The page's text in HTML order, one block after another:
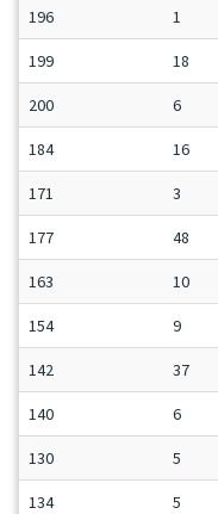
196 1
199 18
200 6
184 16
171 3
177 48
163 10
154 9
142 37
140 6
130 5
134 5